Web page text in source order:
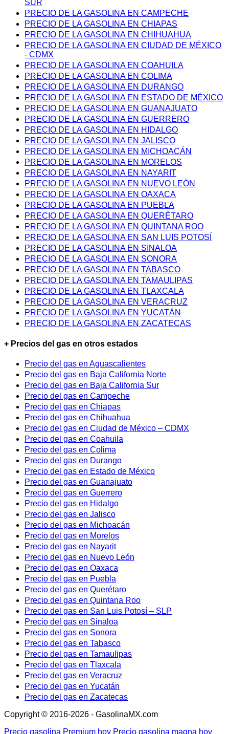
SUR
PRECIO DE LA GASOLINA EN CAMPECHE
PRECIO DE LA GASOLINA EN CHIAPAS
PRECIO DE LA GASOLINA EN CHIHUAHUA
PRECIO DE LA GASOLINA EN CIUDAD DE MÉXICO
- CDMX
PRECIO DE LA GASOLINA EN COAHUILA
PRECIO DE LA GASOLINA EN COLIMA
PRECIO DE LA GASOLINA EN DURANGO
PRECIO DE LA GASOLINA EN ESTADO DE MÉXICO
PRECIO DE LA GASOLINA EN GUANAJUATO
PRECIO DE LA GASOLINA EN GUERRERO
PRECIO DE LA GASOLINA EN HIDALGO
PRECIO DE LA GASOLINA EN JALISCO
PRECIO DE LA GASOLINA EN MICHOACÁN
PRECIO DE LA GASOLINA EN MORELOS
PRECIO DE LA GASOLINA EN NAYARIT
PRECIO DE LA GASOLINA EN NUEVO LEÓN
PRECIO DE LA GASOLINA EN OAXACA
PRECIO DE LA GASOLINA EN PUEBLA
PRECIO DE LA GASOLINA EN QUERÉTARO
PRECIO DE LA GASOLINA EN QUINTANA ROO
PRECIO DE LA GASOLINA EN SAN LUIS POTOSÍ
PRECIO DE LA GASOLINA EN SINALOA
PRECIO DE LA GASOLINA EN SONORA
PRECIO DE LA GASOLINA EN TABASCO
PRECIO DE LA GASOLINA EN TAMAULIPAS
PRECIO DE LA GASOLINA EN TLAXCALA
PRECIO DE LA GASOLINA EN VERACRUZ
PRECIO DE LA GASOLINA EN YUCATÁN
PRECIO DE LA GASOLINA EN ZACATECAS
+ Precios del gas en otros estados
Precio del gas en Aguascalientes
Precio del gas en Baja California Norte
Precio del gas en Baja California Sur
Precio del gas en Campeche
Precio del gas en Chiapas
Precio del gas en Chihuahua
Precio del gas en Ciudad de México – CDMX
Precio del gas en Coahuila
Precio del gas en Colima
Precio del gas en Durango
Precio del gas en Estado de México
Precio del gas en Guanajuato
Precio del gas en Guerrero
Precio del gas en Hidalgo
Precio del gas en Jalisco
Precio del gas en Michoacán
Precio del gas en Morelos
Precio del gas en Nayarit
Precio del gas en Nuevo León
Precio del gas en Oaxaca
Precio del gas en Puebla
Precio del gas en Querétaro
Precio del gas en Quintana Roo
Precio del gas en San Luis Potosí – SLP
Precio del gas en Sinaloa
Precio del gas en Sonora
Precio del gas en Tabasco
Precio del gas en Tamaulipas
Precio del gas en Tlaxcala
Precio del gas en Veracruz
Precio del gas en Yucatán
Precio del gas en Zacatecas
Copyright © 2016-2026 - GasolinaMX.com
Precio gasolina Premium hoy Precio gasolina magna hoy